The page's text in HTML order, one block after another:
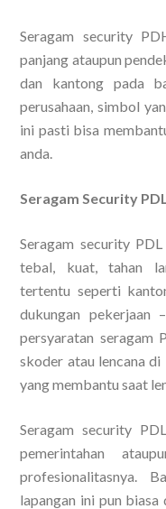
Seragam security
panjang ataupun
dan kantong pada
perusahaan, simbol
ini pasti bisa
anda.
Seragam Security
Seragam security
tebal, kuat, tahan
tertentu seperti
dukungan pekerjaan
persyaratan seragam
skoder atau lencana
yang membantu saat
Seragam security
pemerintahan
profesionalitasnya.
lapangan ini pun